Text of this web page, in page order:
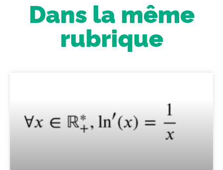
Dans la même
rubrique